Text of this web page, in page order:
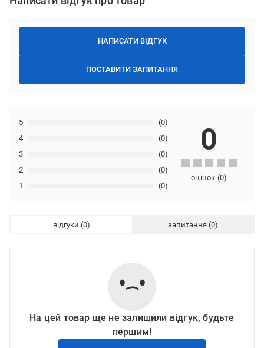
НАПИСАТИ ВІДГУК
ПОСТАВИТИ ЗАПИТАННЯ
1 (0)
2 (0)
3 (0)
4 (0)
5 (0)
0
оцінок (0)
відгуки запитання
На цей товар ще не залишили відгук, будьте
першим!